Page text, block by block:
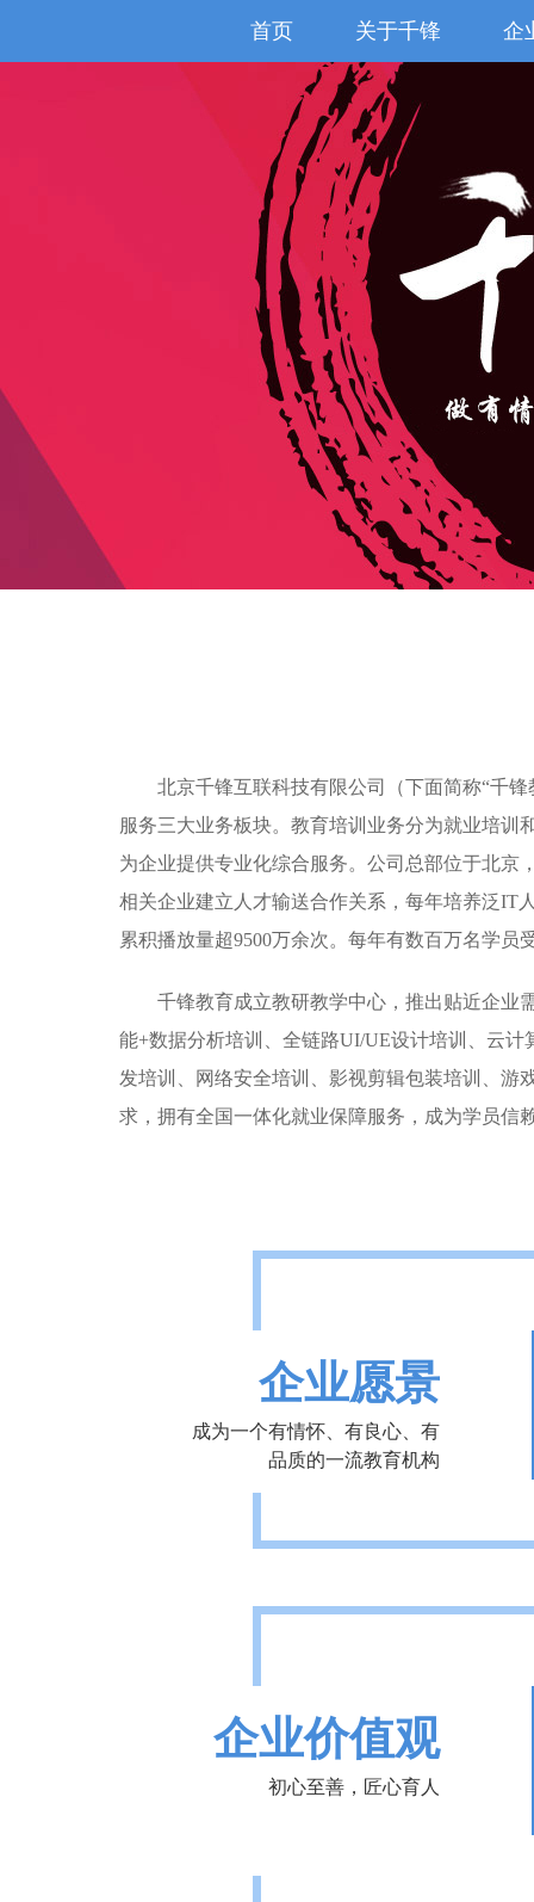
首页 关于千锋 企
北京千锋互联科技有限公司（下面简称“千
服务三大业务板块。教育培训业务分为就业培
为企业提供专业化综合服务。公司总部位于北京
相关企业建立人才输送合作关系，每年培养泛IT
累积播放量超9500万余次。每年有数百万名学
千锋教育成立教研教学中心，推出贴近企业
能+数据分析培训、全链路UI/UE设计培训、云
发培训、网络安全培训、影视剪辑包装培训、游
求，拥有全国一体化就业保障服务，成为学员信
企业愿景
成为一个有情怀、有良心、有
品质的一流教育机构
企业价值观
初心至善，匠心育人